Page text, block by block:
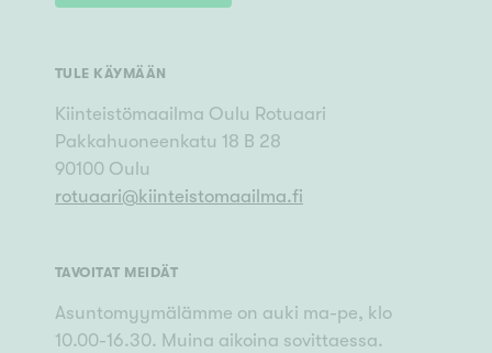
TULE KÄYMÄÄN
Kiinteistömaailma Oulu Rotuaari
Pakkahuoneenkatu 18 B 28
90100 Oulu
rotuaari@kiinteistomaailma.fi
TAVOITAT MEIDÄT
Asuntomyymälämme on auki ma-pe, klo
10.00-16.30. Muina aikoina sovittaessa.